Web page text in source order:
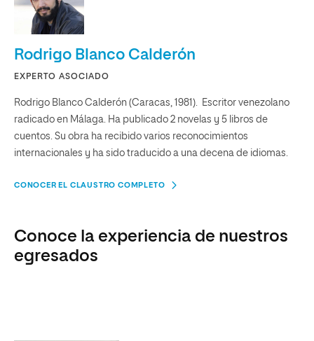
Rodrigo Blanco Calderón
EXPERTO ASOCIADO
Rodrigo Blanco Calderón (Caracas, 1981). Escritor venezolano
radicado en Málaga. Ha publicado 2 novelas y 5 libros de
cuentos. Su obra ha recibido varios reconocimientos
internacionales y ha sido traducido a una decena de idiomas.
CONOCER EL CLAUSTRO COMPLETO
Conoce la experiencia de nuestros
egresados